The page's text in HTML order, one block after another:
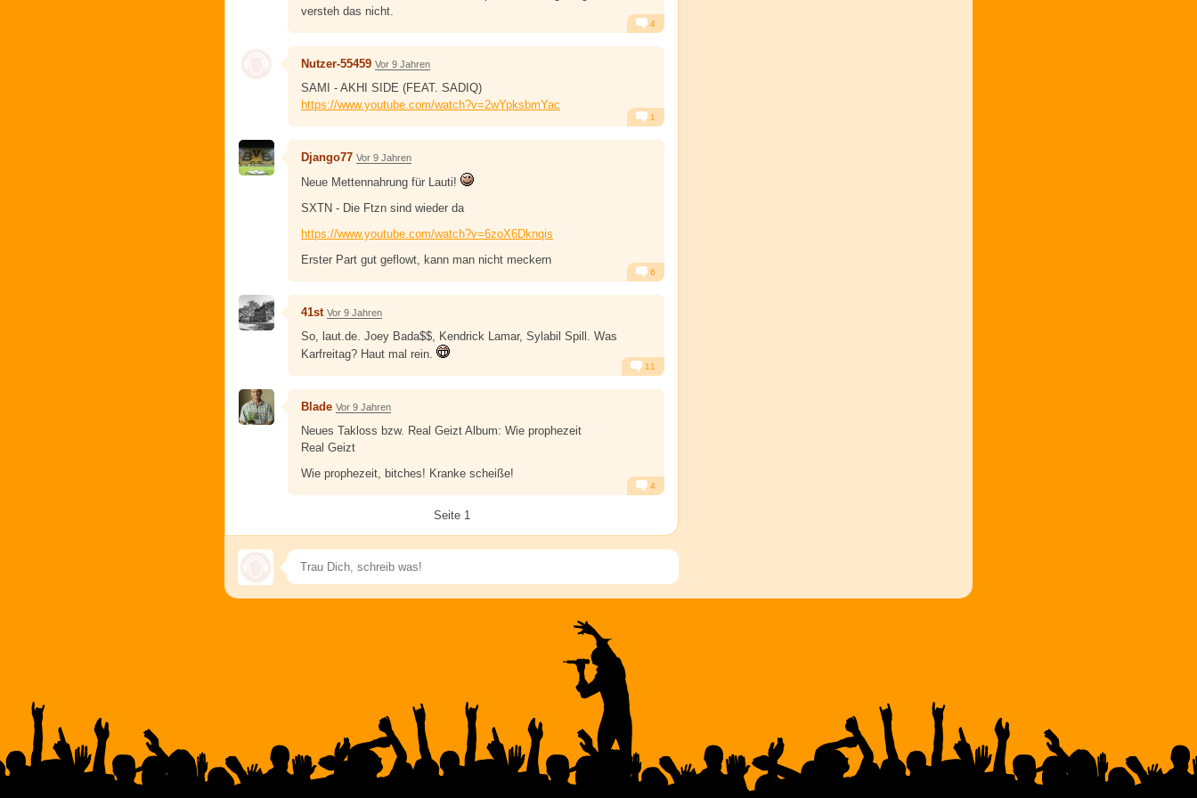
versteh das nicht.
Alarm Antworten
4
Nutzer-55459 Vor 9 Jahren
SAMI - AKHI SIDE (FEAT. SADIQ)
https://www.youtube.com/watch?v=2wYpksbmYac
Alarm Antworten
1
Django77 Vor 9 Jahren
Neue Mettennahrung für Lauti!
SXTN - Die Ftzn sind wieder da
https://www.youtube.com/watch?v=6zoX6Dknqis
Erster Part gut geflowt, kann man nicht meckern
Alarm Antworten
6
41st Vor 9 Jahren
So, laut.de. Joey Bada$$, Kendrick Lamar, Sylabil Spill. Was
Karfreitag? Haut mal rein.
Alarm Antworten
11
Blade Vor 9 Jahren
Neues Takloss bzw. Real Geizt Album: Wie prophezeit
Real Geizt
Wie prophezeit, bitches! Kranke scheiße!
4
Seite 1
Speichern